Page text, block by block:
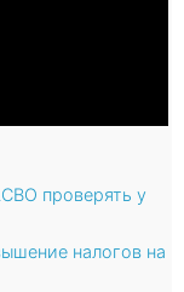
проверять у
налогов на